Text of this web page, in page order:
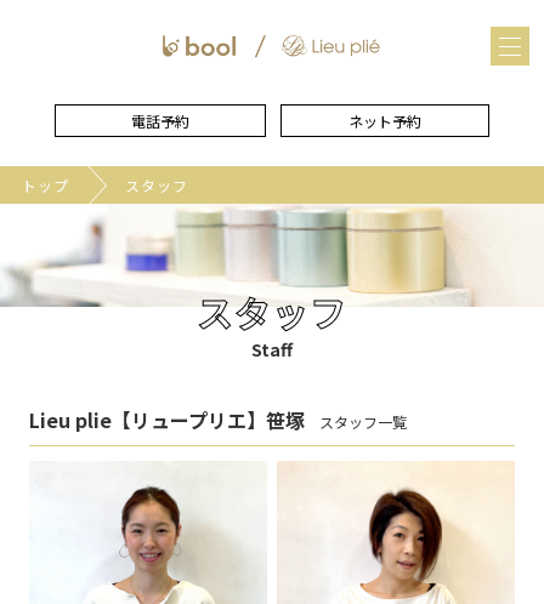
電話予約 ネット予約
メ
ニュー
を
トップ スタッフ
スタッフ
Staff
Lieu plie【リュープリエ】笹塚 スタッフ一覧